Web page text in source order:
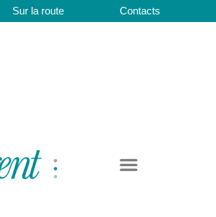
Sur la route Contacts